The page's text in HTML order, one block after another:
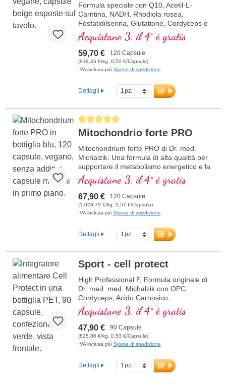
Formula speciale con Q10, Acetil-L-
Carntina, NADH, Rhodiola rosea,
Fosfatidilserina, Glutatione, Cordyceps e
rame, che contribuisce al normale
metabolismo di energia (sotto forma di
ATP nella catena respiratoria cellulare).
Acquistane 3, il 4° è gratis
59,70 € 120 Capsule
(918,46 €/kg, 0,50 €/Capsula)
IVA inclusa più Spese di spedizione
Dettagli
Average rating of 5 out of 5 stars
Mitochondrio forte PRO
Mitochondrium forte PRO di Dr. med.
Michalzik: Una formula di alta qualità per
supportare il metabolismo energetico e la
salute cellulare. Include NADH, Q10,
Resveratrolo e Tiamina, che promuovono
il metabolismo energetico, oltre all'acido
R-Alfa-Lipoico nella preziosa forma di
Sodium-R-Lipoato. Sigillatura senza
garantiscono la massima qualità.
Sviluppato da medici.
Mitochondrium forte PRO
Acquistane 3, il 4° è gratis
67,90 € 120 Capsule
(1.028,79 €/kg, 0,57 €/Capsula)
IVA inclusa più Spese di spedizione
Dettagli
Sport - cell protect
High Professional F, Formula originale di
Dr. med. med. Michalzik con OPC,
Cordyceps, Acido Carnosico,
Resveratrolo, Q10, Glutatione, NADH,
Omega 3, Melograno e Vitamina C pura.
Acquistane 3, il 4° è gratis
47,90 € 90 Capsule
(825,86 €/kg, 0,53 €/Capsula)
IVA inclusa più Spese di spedizione
Dettagli